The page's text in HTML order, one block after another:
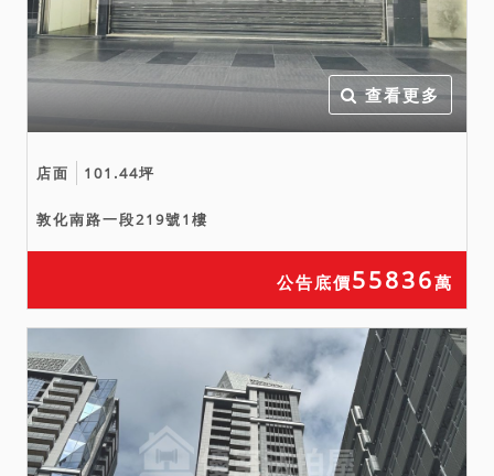
查看更多
店面 101.44坪
敦化南路一段219號1樓
公告底價55836萬